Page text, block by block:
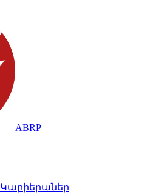
ABRP
Կարիերաներ